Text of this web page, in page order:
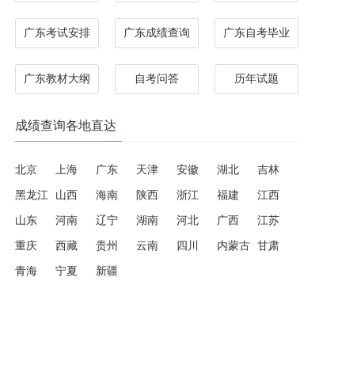
广东考试安排 广东成绩查询 广东自考毕业
广东教材大纲 自考问答 历年试题
成绩查询各地直达
北京 上海 广东 天津 安徽 湖北 吉林
黑龙江 山西 海南 陕西 浙江 福建 江西
山东 河南 辽宁 湖南 河北 广西 江苏
重庆 西藏 贵州 云南 四川 内蒙古 甘肃
青海 宁夏 新疆